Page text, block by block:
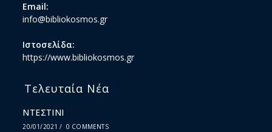
Email:
info@bibliokosmos.gr
Ιστοσελίδα:
https://www.bibliokosmos.gr
Τελευταία Νέα
ΝΤΕΣΤΙΝΙ
20/01/2021 / 0 COMMENTS